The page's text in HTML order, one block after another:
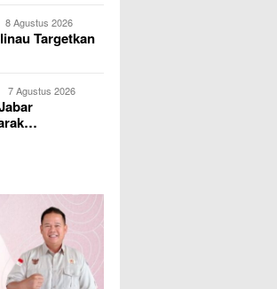
8 Agustus 2026
Targetkan
7 Agustus 2026